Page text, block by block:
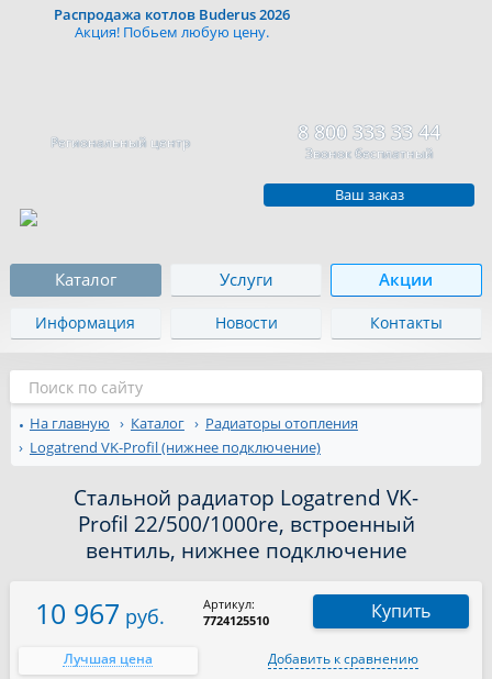
Распродажа котлов Buderus 2026
Акция! Побьем любую цену.
Региональный центр 8 800 333 33 44
Звонок бесплатный
Ваш заказ
Каталог Услуги Акции
Информация Новости Контакты
На главную Каталог
Радиаторы отопления
Logatrend VK-Profil (нижнее подключение)
Стальной радиатор Logatrend VK-
Profil 22/500/1000re, встроенный
вентиль, нижнее подключение
10 967 руб.
Артикул:
7724125510
Купить
Лучшая цена Добавить к сравнению